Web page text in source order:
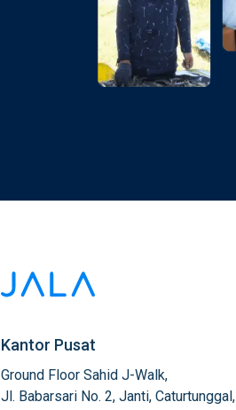
Kantor Pusat
Ground Floor Sahid J-Walk,
Jl. Babarsari No. 2, Janti, Caturtunggal,